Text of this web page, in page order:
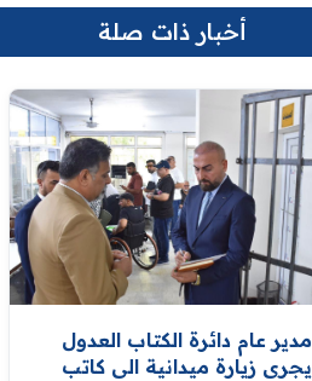
أخبار ذات صلة
مدير عام دائرة الكتاب العدول
يجري زيارة ميدانية الى كاتب